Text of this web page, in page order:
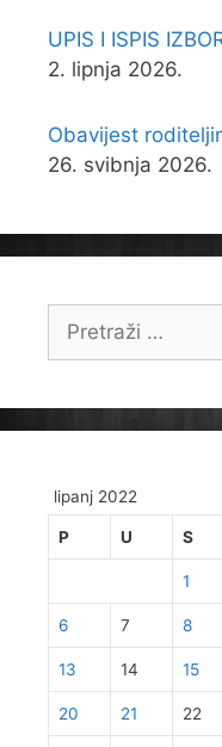
UPIS I ISPIS
2. lipnja 2026.
Obavijest
26. svibnja 2026.
Pretraži:
lipanj 2022
P U S
1
6 7 8
13 14 15
20 21 22